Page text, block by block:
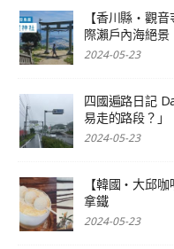
【香川縣‧觀
際瀨戶內海絕景
2024-05-23
四國遍路日記
易走的路段？」
2024-05-23
【韓國‧大邱
拿鐵
2024-05-23